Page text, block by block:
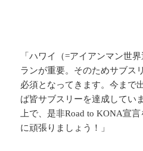
「ハワイ（=アイアンマン世
ランが重要。そのためサブス
必須となってきます。今まで
ば皆サブスリーを達成してい
上で、是非Road to KONA宣
に頑張りましょう！」